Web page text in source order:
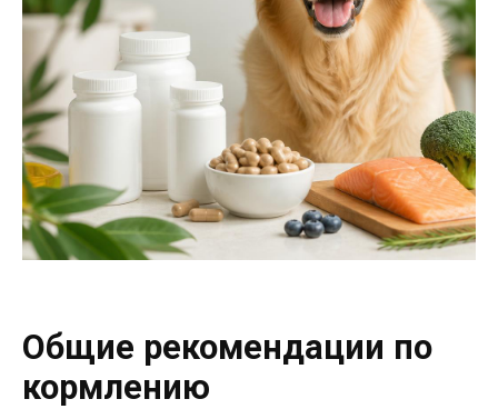
Общие рекомендации по
кормлению